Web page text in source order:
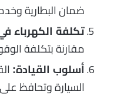
ضمان البطارية
تكلفة الكهرباء
مقارنة بتكلفة
أسلوب القيادة:
السيارة وتحافظ